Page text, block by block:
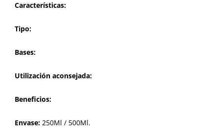
Características:
Tipo:
Bases:
Utilización aconsejada:
Beneficios:
Envase: 250Ml / 500Ml.